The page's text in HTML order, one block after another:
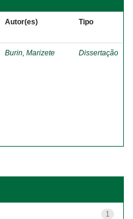
Autor(es) Tipo
Burin, Marizete Dissertação
1